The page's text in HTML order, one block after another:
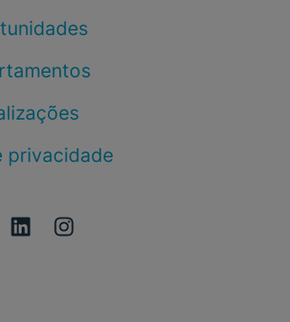
privacidade